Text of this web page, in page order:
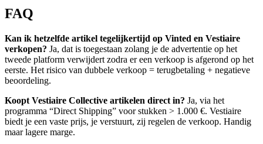
FAQ
Kan ik hetzelfde artikel tegelijkertijd op Vinted en Vestiaire
verkopen? Ja, dat is toegestaan zolang je de advertentie op het
tweede platform verwijdert zodra er een verkoop is afgerond op het
eerste. Het risico van dubbele verkoop = terugbetaling + negatieve
beoordeling.
Koopt Vestiaire Collective artikelen direct in? Ja, via het
programma “Direct Shipping” voor stukken > 1.000 €. Vestiaire
biedt je een vaste prijs, je verstuurt, zij regelen de verkoop. Handig
maar lagere marge.